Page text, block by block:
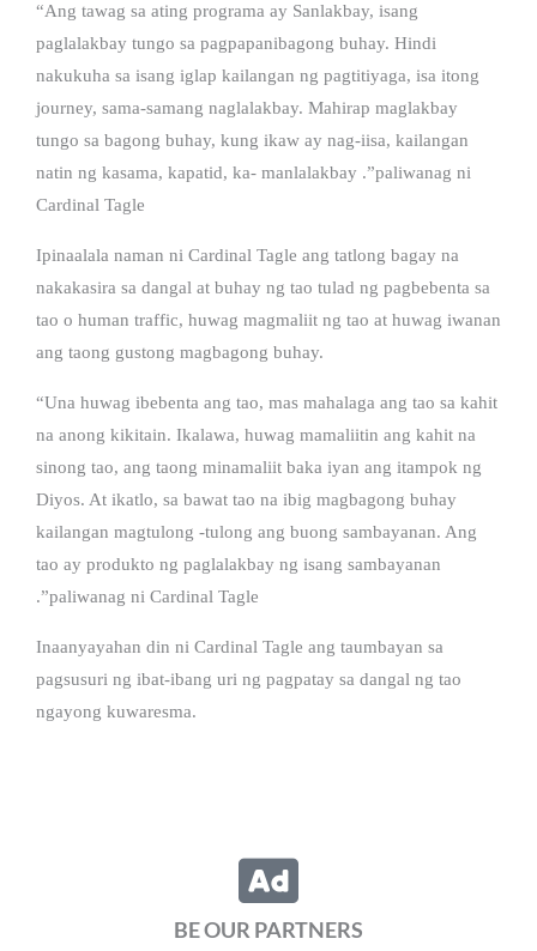
“Ang tawag sa ating programa ay Sanlakbay, isang
paglalakbay tungo sa pagpapanibagong buhay. Hindi
nakukuha sa isang iglap kailangan ng pagtitiyaga, isa itong
journey, sama-samang naglalakbay. Mahirap maglakbay
tungo sa bagong buhay, kung ikaw ay nag-iisa, kailangan
natin ng kasama, kapatid, ka- manlalakbay .”paliwanag ni
Cardinal Tagle
Ipinaalala naman ni Cardinal Tagle ang tatlong bagay na
nakakasira sa dangal at buhay ng tao tulad ng pagbebenta sa
tao o human traffic, huwag magmaliit ng tao at huwag iwanan
ang taong gustong magbagong buhay.
“Una huwag ibebenta ang tao, mas mahalaga ang tao sa kahit
na anong kikitain. Ikalawa, huwag mamaliitin ang kahit na
sinong tao, ang taong minamaliit baka iyan ang itampok ng
Diyos. At ikatlo, sa bawat tao na ibig magbagong buhay
kailangan magtulong -tulong ang buong sambayanan. Ang
tao ay produkto ng paglalakbay ng isang sambayanan
.”paliwanag ni Cardinal Tagle
Inaanyayahan din ni Cardinal Tagle ang taumbayan sa
pagsusuri ng ibat-ibang uri ng pagpatay sa dangal ng tao
ngayong kuwaresma.
BE OUR PARTNERS